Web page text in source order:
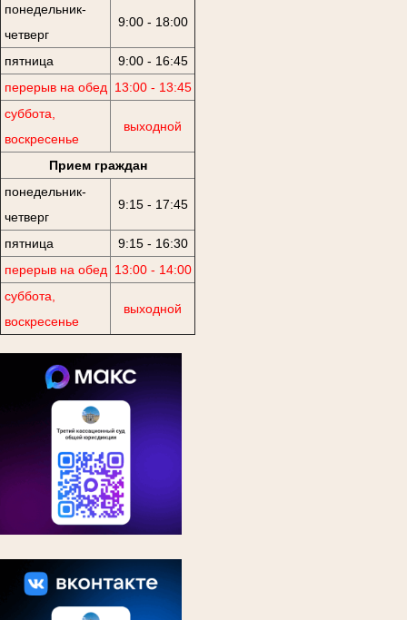
понедельник-
четверг
9:00 - 18:00
пятница
9:00 - 16:45
перерыв на обед
13:00 - 13:45
суббота,
воскресенье
выходной
Прием граждан
понедельник-
четверг
9:15 - 17:45
пятница
9:15 - 16:30
перерыв на обед
13:00 - 14:00
суббота,
воскресенье
выходной